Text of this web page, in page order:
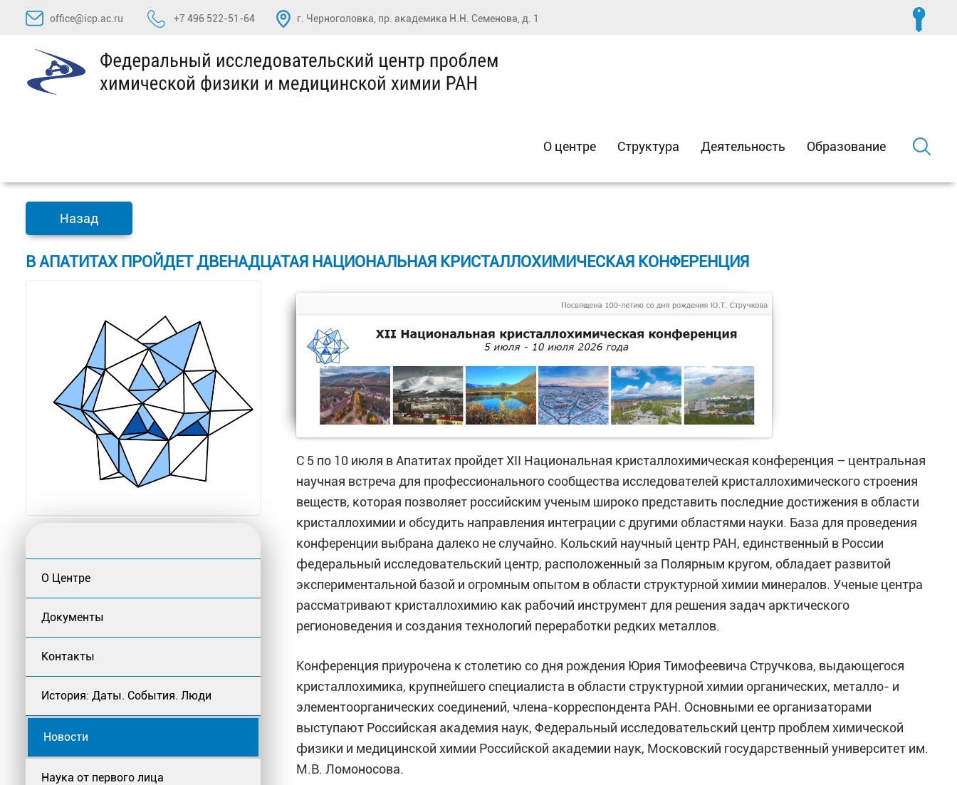
Перейти
содержимому
office@icp.ac.ru +7 496 522-51-64 г. Черноголовка, пр. академика Н.Н. Семенова, д. 1
О центре Структура Деятельность Образование
Назад
В АПАТИТАХ ПРОЙДЕТ ДВЕНАДЦАТАЯ НАЦИОНАЛЬНАЯ КРИСТАЛЛОХИМИЧЕСКАЯ КОНФЕРЕНЦИЯ
О Центре
Документы
Контакты
История: Даты. События. Люди
Новости
Наука от первого лица
С 5 по 10 июля в Апатитах пройдет XII Национальная кристаллохимическая конференция – центральная
научная встреча для профессионального сообщества исследователей кристаллохимического строения
веществ, которая позволяет российским ученым широко представить последние достижения в области
кристаллохимии и обсудить направления интеграции с другими областями науки. База для проведения
конференции выбрана далеко не случайно. Кольский научный центр РАН, единственный в России
федеральный исследовательский центр, расположенный за Полярным кругом, обладает развитой
экспериментальной базой и огромным опытом в области структурной химии минералов. Ученые центра
рассматривают кристаллохимию как рабочий инструмент для решения задач арктического
регионоведения и создания технологий переработки редких металлов.
Конференция приурочена к столетию со дня рождения Юрия Тимофеевича Стручкова, выдающегося
кристаллохимика, крупнейшего специалиста в области структурной химии органических, металло- и
элементоорганических соединений, члена-корреспондента РАН. Основными ее организаторами
выступают Российская академия наук, Федеральный исследовательский центр проблем химической
физики и медицинской химии Российской академии наук, Московский государственный университет им.
М.В. Ломоносова.